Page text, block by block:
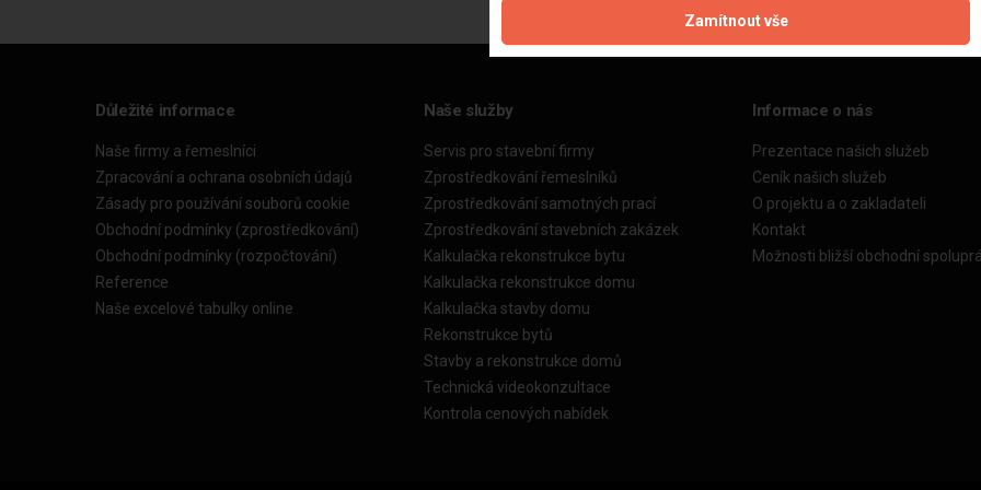
Důležité informace
Naše firmy a řemeslníci
Zpracování a ochrana osobních údajů
Zásady pro používání souborů cookie
Obchodní podmínky (zprostředkování)
Obchodní podmínky (rozpočtování)
Reference
Naše excelové tabulky online
Naše služby
Servis pro stavební firmy
Zprostředkování řemeslníků
Zprostředkování samotných prací
Zprostředkování stavebních zakázek
Kalkulačka rekonstrukce bytu
Kalkulačka rekonstrukce domu
Kalkulačka stavby domu
Rekonstrukce bytů
Stavby a rekonstrukce domů
Technická videokonzultace
Kontrola cenových nabídek
Informace o nás
Prezentace našich služeb
Ceník našich služeb
O projektu a o zakladateli
Kontakt
Možnosti bližší obchodní
Zamítnout vše